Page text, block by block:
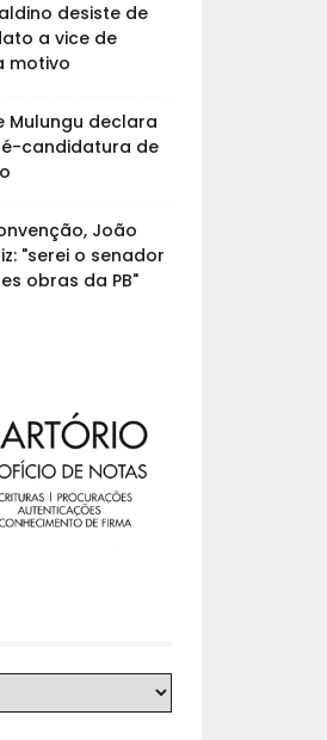
desiste de
a vice de
motivo
Mulungu declara
candidatura de
João
"serei o senador
obras da PB"